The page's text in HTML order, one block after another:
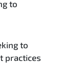
to
to
practices